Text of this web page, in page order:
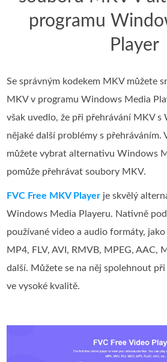
programu
Player
Se správným kodekem MKV můžete
MKV v programu Windows Media
však uvedlo, že při přehrávání MKV s
nějaké další problémy s přehráváním.
můžete vybrat alternativu Windows
pomůže přehrávat soubory MKV.
FVC Free MKV Player je skvělý
Windows Media Playeru. Nativně
používané video a audio formáty,
MP4, FLV, AVI, RMVB, MPEG, AAC,
další. Můžete se na něj spolehnout
ve vysoké kvalitě.